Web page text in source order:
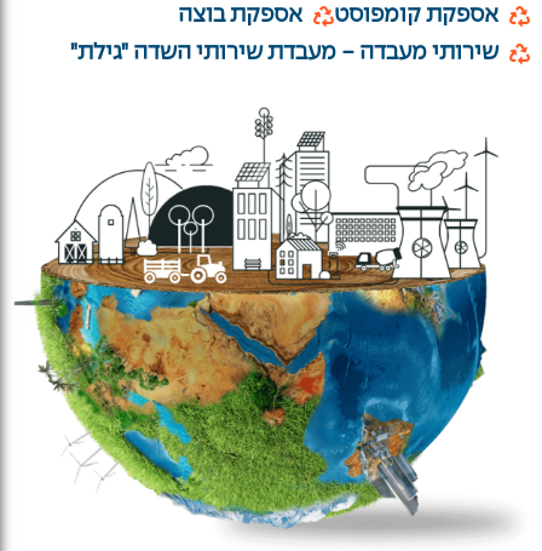
אספקת קומפוסט
אספקת בוצה
שירותי מעבדה - מעבדת שירותי השדה "גילת"